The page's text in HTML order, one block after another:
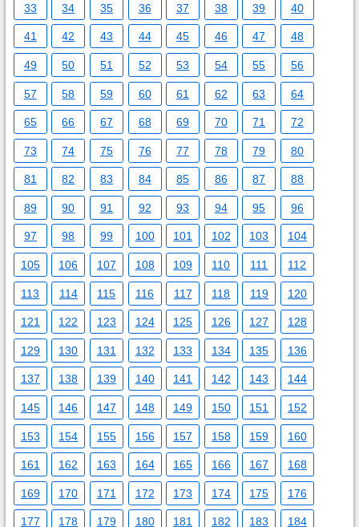
33 34 35 36 37 38 39 40
41 42 43 44 45 46 47 48
49 50 51 52 53 54 55 56
57 58 59 60 61 62 63 64
65 66 67 68 69 70 71 72
73 74 75 76 77 78 79 80
81 82 83 84 85 86 87 88
89 90 91 92 93 94 95 96
97 98 99 100 101 102 103 104
105 106 107 108 109 110 111 112
113 114 115 116 117 118 119 120
121 122 123 124 125 126 127 128
129 130 131 132 133 134 135 136
137 138 139 140 141 142 143 144
145 146 147 148 149 150 151 152
153 154 155 156 157 158 159 160
161 162 163 164 165 166 167 168
169 170 171 172 173 174 175 176
177 178 179 180 181 182 183 184